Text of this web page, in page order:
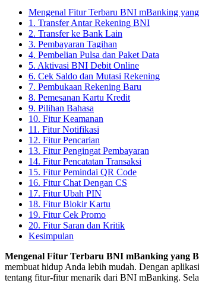
Mengenal Fitur Terbaru BNI mBanking
1. Transfer Antar Rekening BNI
2. Transfer ke Bank Lain
3. Pembayaran Tagihan
4. Pembelian Pulsa dan Paket Data
5. Aktivasi BNI Debit Online
6. Cek Saldo dan Mutasi Rekening
7. Pembukaan Rekening Baru
8. Pemesanan Kartu Kredit
9. Pilihan Bahasa
10. Fitur Keamanan
11. Fitur Notifikasi
12. Fitur Pencarian
13. Fitur Pengingat Pembayaran
14. Fitur Pencatatan Transaksi
15. Fitur Pemindai QR Code
16. Fitur Chat Dengan CS
17. Fitur Ubah PIN
18. Fitur Blokir Kartu
19. Fitur Cek Promo
20. Fitur Saran dan Kritik
Kesimpulan
Mengenal Fitur Terbaru BNI mBanking yang
membuat hidup Anda lebih mudah. Dengan
tentang fitur-fitur menarik dari BNI mBanking.